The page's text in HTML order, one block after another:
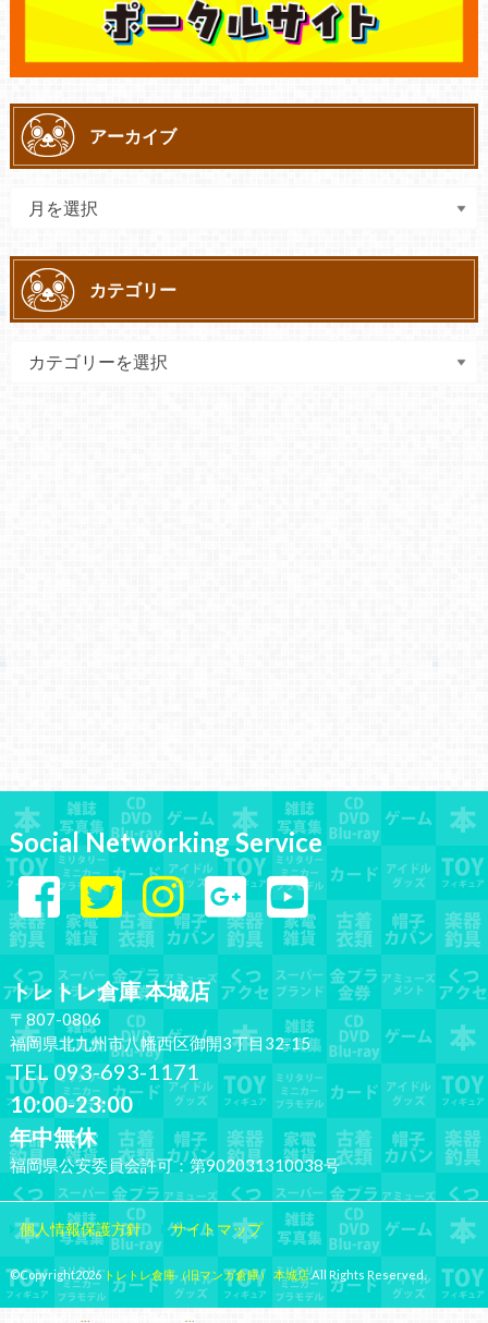
アーカイブ
カテゴリー
Social Networking Service
トレトレ倉庫 本城店
〒807-0806
福岡県北九州市八幡西区御開3丁目32-15
TEL 093-693-1171
10:00-23:00
年中無休
福岡県公安委員会許可：第902031310038号
個人情報保護方針 サイトマップ
©Copyright2026トレトレ倉庫（旧マンガ倉庫） 本城店.All Rights Reserved.
... ...